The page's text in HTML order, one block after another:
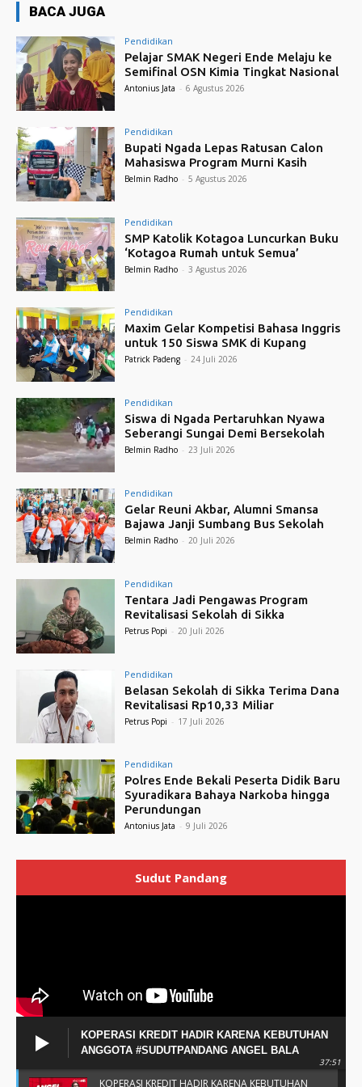
BACA JUGA
Pendidikan
Pelajar SMAK Negeri Ende Melaju ke
Semifinal OSN Kimia Tingkat Nasional
Antonius Jata - 6 Agustus 2026
Pendidikan
Bupati Ngada Lepas Ratusan Calon
Mahasiswa Program Murni Kasih
Belmin Radho - 5 Agustus 2026
Pendidikan
SMP Katolik Kotagoa Luncurkan Buku
‘Kotagoa Rumah untuk Semua’
Belmin Radho - 3 Agustus 2026
Pendidikan
Maxim Gelar Kompetisi Bahasa Inggris
untuk 150 Siswa SMK di Kupang
Patrick Padeng - 24 Juli 2026
Pendidikan
Siswa di Ngada Pertaruhkan Nyawa
Seberangi Sungai Demi Bersekolah
Belmin Radho - 23 Juli 2026
Pendidikan
Gelar Reuni Akbar, Alumni Smansa
Bajawa Janji Sumbang Bus Sekolah
Belmin Radho - 20 Juli 2026
Pendidikan
Tentara Jadi Pengawas Program
Revitalisasi Sekolah di Sikka
Petrus Popi - 20 Juli 2026
Pendidikan
Belasan Sekolah di Sikka Terima Dana
Revitalisasi Rp10,33 Miliar
Petrus Popi - 17 Juli 2026
Pendidikan
Polres Ende Bekali Peserta Didik Baru
Syuradikara Bahaya Narkoba hingga
Perundungan
Antonius Jata - 9 Juli 2026
Sudut Pandang
KOPERASI KREDIT HADIR KARENA KEBUTUHAN
ANGGOTA #SUDUTPANDANG ANGEL BALA
37:51
KOPERASI KREDIT HADIR KARENA KEBUTUHAN